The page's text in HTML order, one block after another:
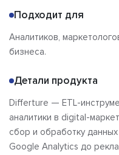
Подходит для
Аналитиков,
бизнеса.
Детали продукта
Differture — ETL-
аналитики в digital-
сбор и обработку
Google Analytics до